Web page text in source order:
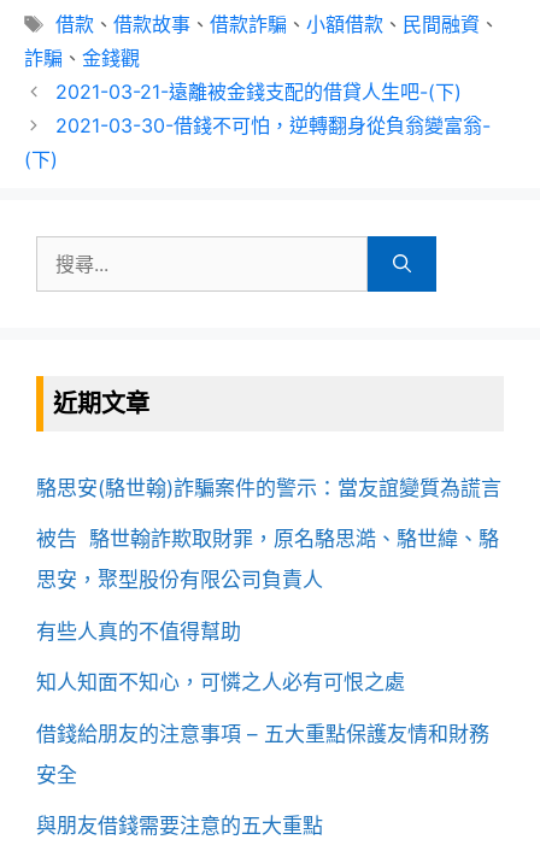
類
標
籤
借款、 借款故事、 借款詐騙 、 小額借款、 民間融資 、
詐騙 、 金錢觀
2021-03-21-遠離被金錢支配的借貸人生吧-(下)
2021-03-30-借錢不可怕，逆轉翻身從負翁變富翁-
(下)
尋:
近期文章
駱思安(駱世翰)詐騙案件的警示：當友誼變質為謊言
被告 駱世翰詐欺取財罪，原名駱思澔、駱世緯、駱
思安，聚型股份有限公司負責人
有些人真的不值得幫助
知人知面不知心，可憐之人必有可恨之處
借錢給朋友的注意事項 – 五大重點保護友情和財務
安全
與朋友借錢需要注意的五大重點